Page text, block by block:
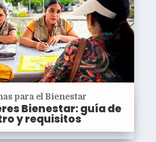
para el Bienestar
Bienestar: guía de
y requisitos